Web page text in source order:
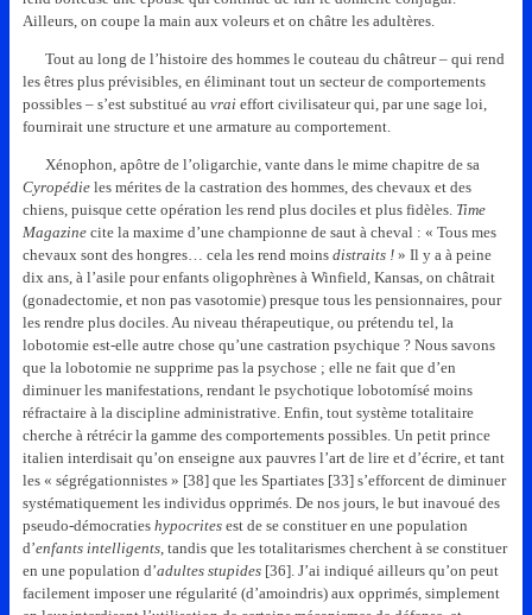
Ailleurs, on coupe la main aux voleurs et on châtre les adultères.
Tout au long de l’histoire des hommes le couteau du châtreur – qui rend
les êtres plus prévisibles, en éliminant tout un secteur de comportements
possibles – s’est substitué au vrai effort civilisateur qui, par une sage loi,
fournirait une structure et une armature au comportement.
Xénophon, apôtre de l’oligarchie, vante dans le mime chapitre de sa
Cyropédieles mérites de la castration des hommes, des chevaux et des
chiens, puisque cette opération les rend plus dociles et plus fidèles. Time
Magazine cite la maxime d’une championne de saut à cheval : « Tous mes
chevaux sont des hongres… cela les rend moins distraits !» Il y a à peine
dix ans, à l’asile pour enfants oligophrènes à Winfield, Kansas, on châtrait
(gonadectomie, et non pas vasotomie) presque tous les pensionnaires, pour
les rendre plus dociles. Au niveau thérapeutique, ou prétendu tel, la
lobotomie est-elle autre chose qu’une castration psychique ? Nous savons
que la lobotomie ne supprime pas la psychose ; elle ne fait que d’en
diminuer les manifestations, rendant le psychotique lobotomísé moins
réfractaire à la discipline administrative. Enfin, tout système totalitaire
cherche à rétrécir la gamme des comportements possibles. Un petit prince
italien interdisait qu’on enseigne aux pauvres l’art de lire et d’écrire, et tant
les « ségrégationnistes » [38] que les Spartiates [33] s’efforcent de diminuer
systématiquement les individus opprimés. De nos jours, le but inavoué des
pseudo-démocraties hypocritesest de se constituer en une population
d’enfants intelligents, tandis que les totalitarismes cherchent à se constituer
en une population d’adultes stupides[36]. J’ai indiqué ailleurs qu’on peut
facilement imposer une régularité (d’amoindris) aux opprimés, simplement